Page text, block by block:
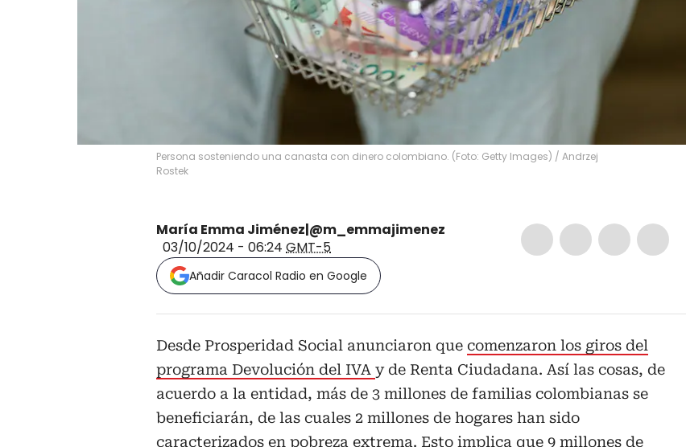
Persona sosteniendo una canasta con dinero colombiano. (Foto: Getty Images) / Andrzej
Rostek
María Emma Jiménez|@m_emmajimenez
03/10/2024 - 06:24 GMT-5
Añadir Caracol Radio en Google
Desde Prosperidad Social anunciaron que comenzaron los giros del
programa Devolución del IVA y de Renta Ciudadana. Así las cosas, de
acuerdo a la entidad, más de 3 millones de familias colombianas se
beneficiarán, de las cuales 2 millones de hogares han sido
caracterizados en pobreza extrema. Esto implica que 9 millones de